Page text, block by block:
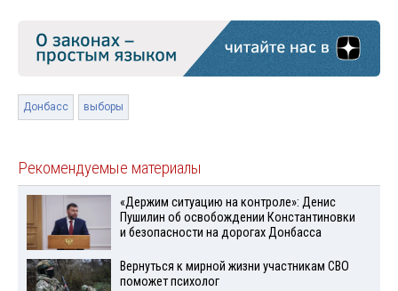
Донбасс выборы
Рекомендуемые материалы
«Держим ситуацию на контроле»: Денис
Пушилин об освобождении Константиновки
и безопасности на дорогах Донбасса
Вернуться к мирной жизни участникам СВО
поможет психолог